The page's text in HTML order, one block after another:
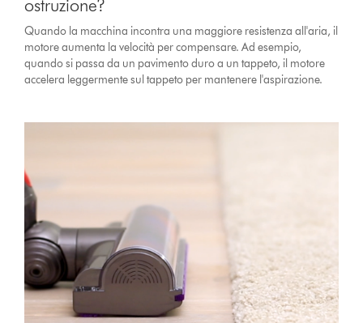
ostruzione?
Quando la macchina incontra una maggiore resistenza all'aria, il
motore aumenta la velocità per compensare. Ad esempio,
quando si passa da un pavimento duro a un tappeto, il motore
accelera leggermente sul tappeto per mantenere l'aspirazione.